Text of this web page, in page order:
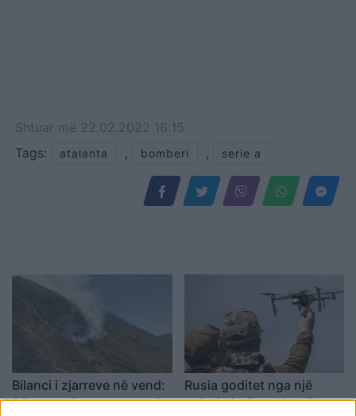
Shtuar më 22.02.2022 16:15
Tags:
atalanta , bomberi , serie a
Bilanci i zjarreve në vend:
23 vatra të raportuara, dy
Rusia goditet nga një
sulm i gjerë me dronë